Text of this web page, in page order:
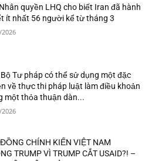
quyền LHQ cho biết Iran đã hành
ít nhất 56 người kể từ tháng 3
Tư pháp có thể sử dụng một đặc
về thực thi pháp luật làm điều khoản
một thỏa thuận dàn...
CHÍNH KIẾN VIỆT NAM
TRUMP VÌ TRUMP CẮT USAID?! –